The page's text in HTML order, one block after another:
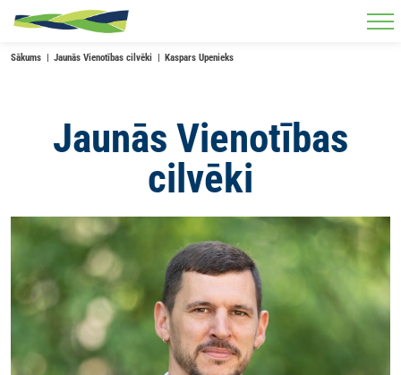
Skip to main content
Sākums Jaunās Vienotības cilvēki Kaspars Upenieks
Jaunās Vienotības
cilvēki